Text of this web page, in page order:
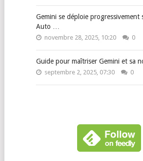
Gemini se déploie progressivement
Auto …
novembre 28, 2025, 10:20 0
Guide pour maîtriser Gemini et sa
septembre 2, 2025, 07:30 0